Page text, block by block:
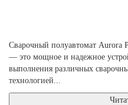
Сварочный полуавтомат
— это мощное и надежное
выполнения различных
технологией...